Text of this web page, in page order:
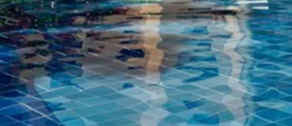
Anunciar imóveis